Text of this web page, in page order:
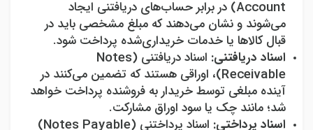
Account) در برابر حساب‌های دریافتنی ایجاد
می‌شوند و نشان می‌دهند که مبلغ مشخصی باید در
قبال کالاها یا خدمات خریداری‌شده پرداخت شود.
اسناد دریافتنی: اسناد دریافتنی (Notes
Receivable)، اوراقی هستند که تضمین می‌کنند در
آینده مبلغی توسط خریدار به فروشنده پرداخت خواهد
شد؛ مانند چک یا سود اوراق مشارکت.
اسناد پرداختی: اسناد پرداختنی (Notes Payable
)